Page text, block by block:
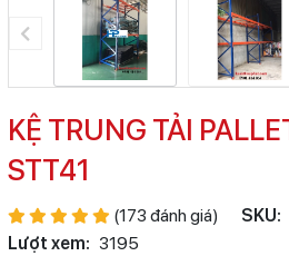
KỆ TRUNG TẢI
STT41
(173 đánh giá) SKU:
Lượt xem: 3195